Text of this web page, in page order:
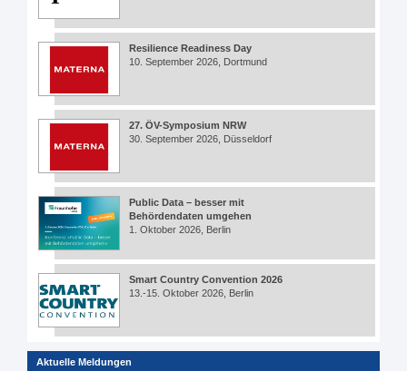
Resilience Readiness Day
10. September 2026, Dortmund
27. ÖV-Symposium NRW
30. September 2026, Düsseldorf
Public Data – besser mit
Behördendaten umgehen
1. Oktober 2026, Berlin
Smart Country Convention 2026
13.-15. Oktober 2026, Berlin
Aktuelle Meldungen